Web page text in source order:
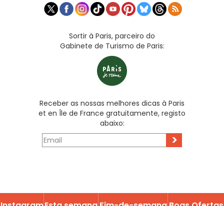
Sortir à Paris, parceiro do
Gabinete de Turismo de Paris:
Receber as nossas melhores dicas à Paris
et en Île de France gratuitamente, registo
abaixo:
>